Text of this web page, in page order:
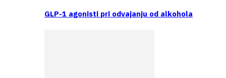
GLP-1 agonisti pri odvajanju od alkohola